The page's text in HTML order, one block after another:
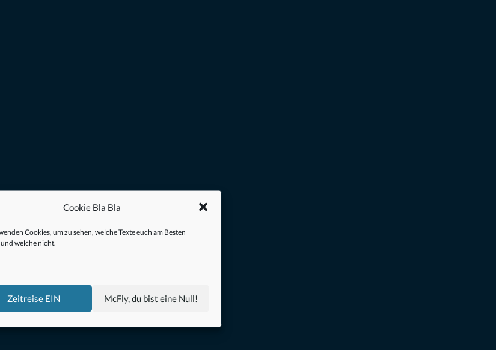
Cookie Bla Bla
Cookies, um zu sehen, welche Texte euch am Besten
welche nicht.
Zeitreise EIN McFly, du bist eine Null!